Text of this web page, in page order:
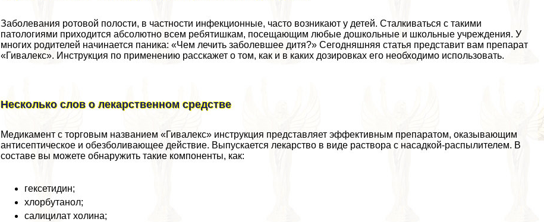
Заболевания ротовой полости, в частности инфекционные, часто возникают у детей. Сталкиваться с такими
патологиями приходится абсолютно всем ребятишкам, посещающим любые дошкольные и школьные учреждения. У
многих родителей начинается паника: «Чем лечить заболевшее дитя?» Сегодняшняя статья представит вам препарат
«Гивалекс». Инструкция по применению расскажет о том, как и в каких дозировках его необходимо использовать.
Несколько слов о лекарственном средстве
Медикамент с торговым названием «Гивалекс» инструкция представляет эффективным препаратом, оказывающим
антисептическое и обезболивающее действие. Выпускается лекарство в виде раствора с насадкой-распылителем. В
составе вы можете обнаружить такие компоненты, как:
гексетидин;
хлорбутанол;
салицилат холина;